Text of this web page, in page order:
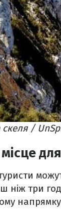
скеля /
ніж три